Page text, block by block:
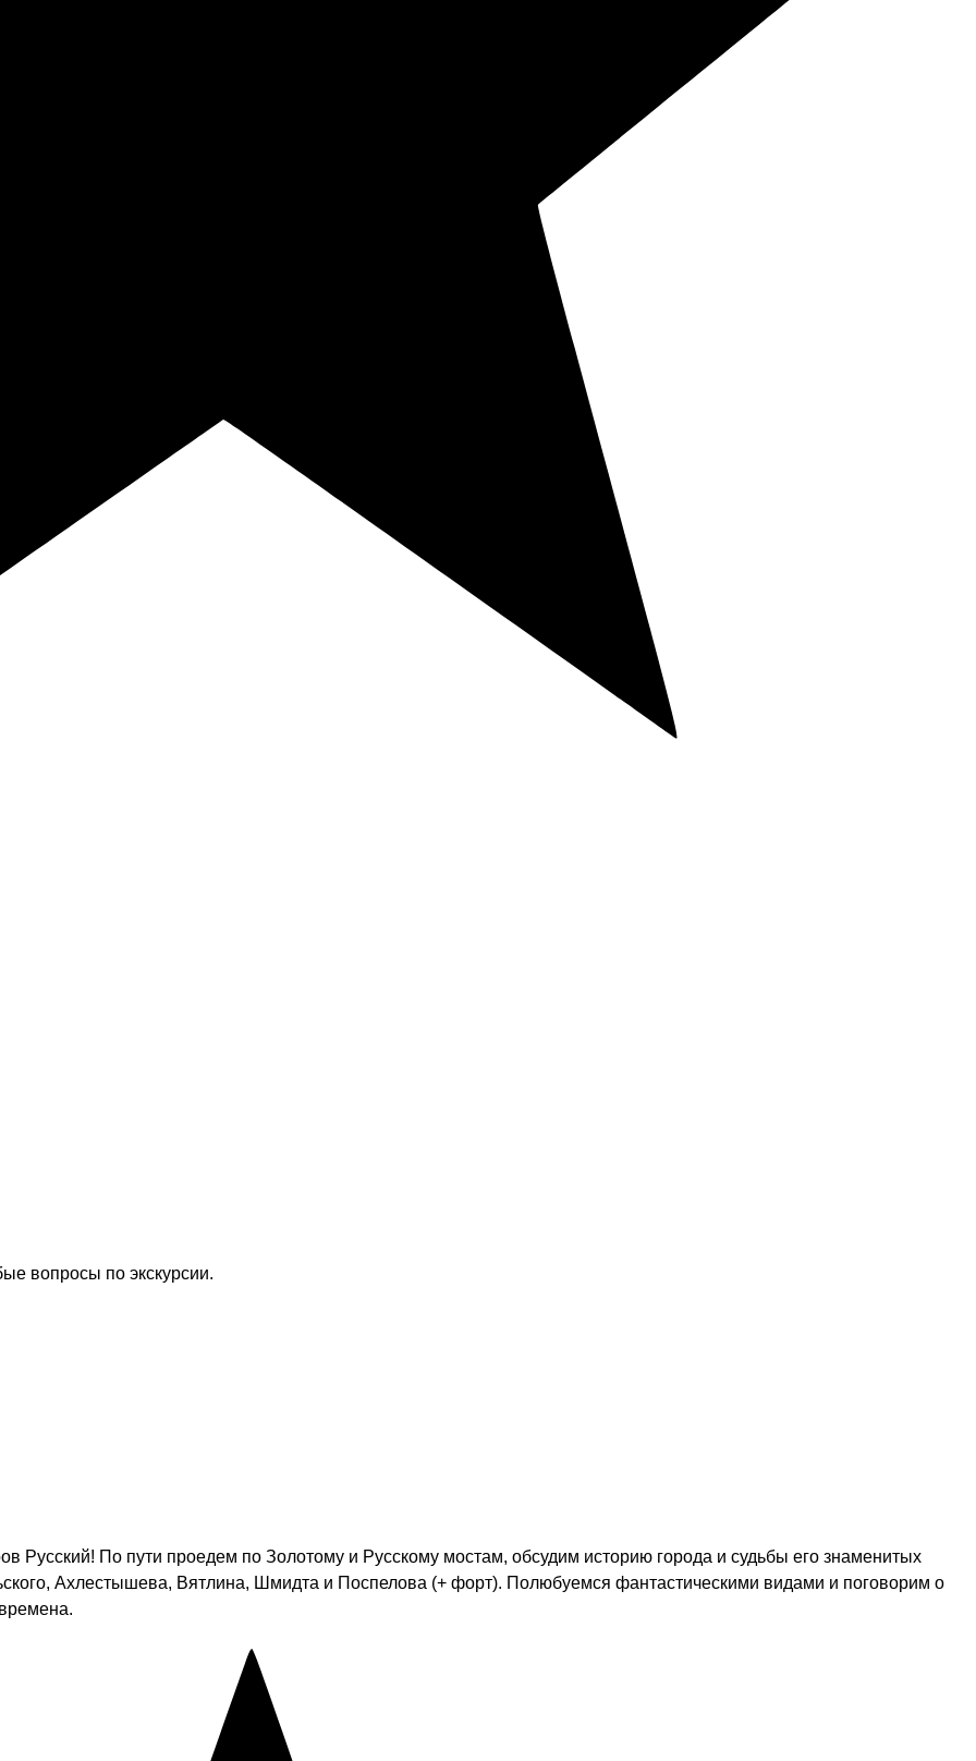
вопросы по экскурсии.
Русский! По пути проедем по Золотому и Русскому мостам, обсудим историю города и судьбы его знаменитых
Ахлестышева, Вятлина, Шмидта и Поспелова (+ форт). Полюбуемся фантастическими видами и поговорим о